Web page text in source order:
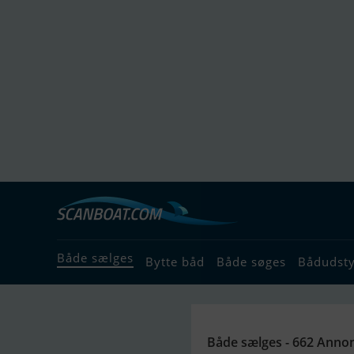
Både sælges Bytte båd Både søges
Både sælges - 662